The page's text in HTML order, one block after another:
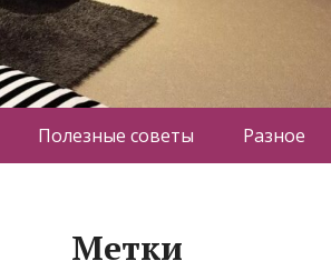
Полезные советы Разное
Метки